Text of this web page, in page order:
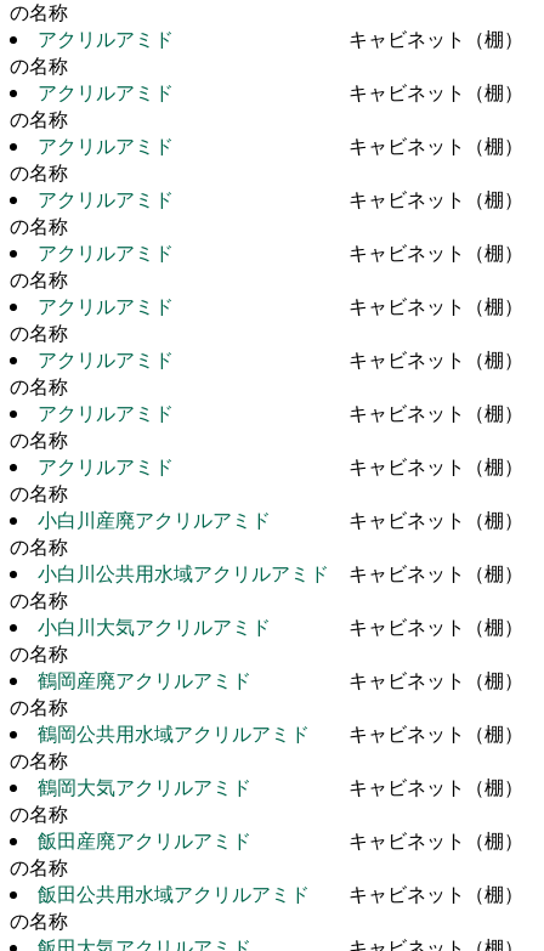
の名称
アクリルアミド
キャビネット（棚）
の名称
アクリルアミド
キャビネット（棚）
の名称
アクリルアミド
キャビネット（棚）
の名称
アクリルアミド
キャビネット（棚）
の名称
アクリルアミド
キャビネット（棚）
の名称
アクリルアミド
キャビネット（棚）
の名称
アクリルアミド
キャビネット（棚）
の名称
アクリルアミド
キャビネット（棚）
の名称
アクリルアミド
キャビネット（棚）
の名称
小白川産廃アクリルアミド
キャビネット（棚）
の名称
小白川公共用水域アクリルアミド
キャビネット（棚）
の名称
小白川大気アクリルアミド
キャビネット（棚）
の名称
鶴岡産廃アクリルアミド
キャビネット（棚）
の名称
鶴岡公共用水域アクリルアミド
キャビネット（棚）
の名称
鶴岡大気アクリルアミド
キャビネット（棚）
の名称
飯田産廃アクリルアミド
キャビネット（棚）
の名称
飯田公共用水域アクリルアミド
キャビネット（棚）
の名称